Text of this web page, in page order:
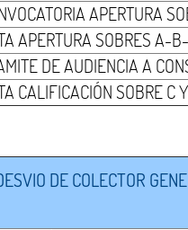
APERTURA
APERTURA SOBRES A-
DE AUDIENCIA A
CALIFICACIÓN SOBRE C
DE COLECTOR